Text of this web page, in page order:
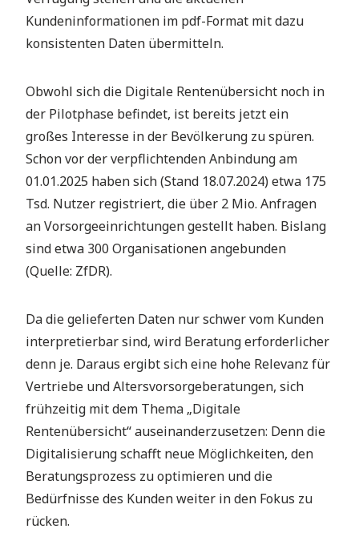
Kundeninformationen im pdf-Format mit dazu
konsistenten Daten übermitteln.
Obwohl sich die Digitale Rentenübersicht noch in
der Pilotphase befindet, ist bereits jetzt ein
großes Interesse in der Bevölkerung zu spüren.
Schon vor der verpflichtenden Anbindung am
01.01.2025 haben sich (Stand 18.07.2024) etwa 175
Tsd. Nutzer registriert, die über 2 Mio. Anfragen
an Vorsorgeeinrichtungen gestellt haben. Bislang
sind etwa 300 Organisationen angebunden
(Quelle: ZfDR).
Da die gelieferten Daten nur schwer vom Kunden
interpretierbar sind, wird Beratung erforderlicher
denn je. Daraus ergibt sich eine hohe Relevanz für
Vertriebe und Altersvorsorgeberatungen, sich
frühzeitig mit dem Thema „Digitale
Rentenübersicht“ auseinanderzusetzen: Denn die
Digitalisierung schafft neue Möglichkeiten, den
Beratungsprozess zu optimieren und die
Bedürfnisse des Kunden weiter in den Fokus zu
rücken.